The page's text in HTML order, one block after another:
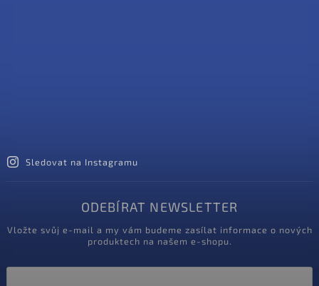
Sledovat na Instagramu
ODEBÍRAT NEWSLETTER
Vložte svůj e-mail a my vám budeme zasílat informace o nových
produktech na našem e-shopu.